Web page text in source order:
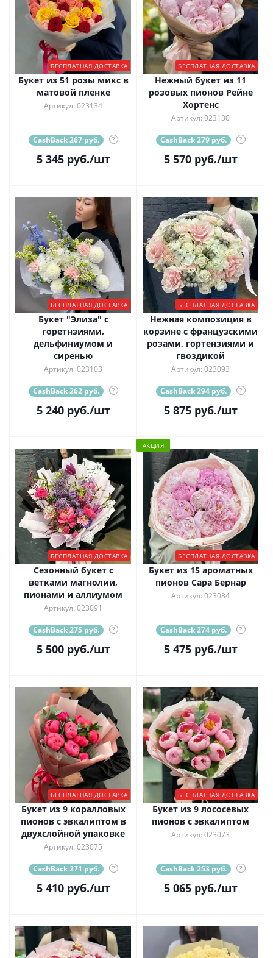
БЕСПЛАТНАЯ ДОСТАВКА
Букет из 51 розы микс в
матовой пленке
Артикул: 023134
CashBack 267 руб. ?
5 345руб./шт
БЕСПЛАТНАЯ ДОСТАВКА
Нежный букет из 11
розовых пионов Рейне
Хортенс
Артикул: 023130
CashBack 279 руб. ?
5 570руб./шт
БЕСПЛАТНАЯ ДОСТАВКА
Букет "Элиза" с
горетнзиями,
дельфиниумом и
сиренью
Артикул: 023103
CashBack 262 руб. ?
5 240руб./шт
БЕСПЛАТНАЯ ДОСТАВКА
Нежная композиция в
корзине с французскими
розами, гортензиями и
гвоздикой
Артикул: 023093
CashBack 294 руб. ?
5 875руб./шт
БЕСПЛАТНАЯ ДОСТАВКА
Сезонный букет с
ветками магнолии,
пионами и аллиумом
Артикул: 023091
CashBack 275 руб. ?
5 500руб./шт
АКЦИЯ
БЕСПЛАТНАЯ ДОСТАВКА
Букет из 15 ароматных
пионов Сара Бернар
Артикул: 023084
CashBack 274 руб. ?
5 475руб./шт
БЕСПЛАТНАЯ ДОСТАВКА
Букет из 9 коралловых
пионов с эвкалиптом в
двухслойной упаковке
Артикул: 023075
CashBack 271 руб. ?
5 410руб./шт
БЕСПЛАТНАЯ ДОСТАВКА
Букет из 9 лососевых
пионов с эвкалиптом
Артикул: 023073
CashBack 253 руб. ?
5 065руб./шт